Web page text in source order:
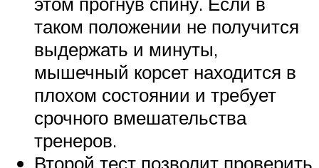
таком положении не получится
выдержать и минуты,
мышечный корсет находится в
плохом состоянии и требует
срочного вмешательства
тренеров.
Второй тест позволит проверить